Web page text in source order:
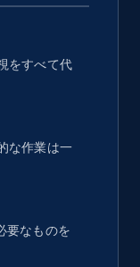
をすべて代
な作業は一
要なものを